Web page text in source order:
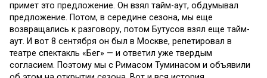
примет это предложение. Он взял тайм-аут, обдумывал
предложение. Потом, в середине сезона, мы еще
возвращались к разговору, потом Бутусов взял еще тайм-
аут. И вот 8 сентября он был в Москве, репетировал в
театре спектакль «Бег» — и ответил уже твердым
согласием. Поэтому мы с Римасом Туминасом и объявили